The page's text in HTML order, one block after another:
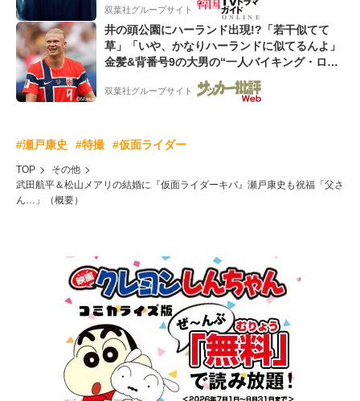
双葉社グループサイト
井の頭公園にハーランド出現!?「若干似てて
草」「いや、かなりハーランドに似てるんよ」
金髪&背番号9の大男の“一人バイキング・ロ
ー”映像が話題!「元気をもらった」
双葉社グループサイト
#瀬戸康史 #特撮 #仮面ライダー
TOP
その他
武田航平＆松山メアリの結婚に『仮面ライダーキバ』瀬戸康史も祝福「父さ
ん…」（概要）